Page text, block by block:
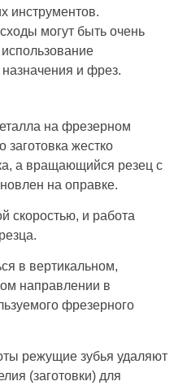
инструментов.
могут быть очень
и фрез.
на фрезерном
заготовка жестко
а вращающийся резец с
на оправке.
скоростью, и работа
в вертикальном,
направлении в
фрезерного
режущие зубья удаляют
(заготовки) для